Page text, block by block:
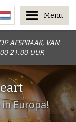
AFSPRAAK, VAN
21.00 UUR
Menu
Europa!